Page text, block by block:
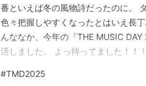
番といえば冬の風物詩だったのに。
色々把握しやすくなったとはいえ長
んななか、今年の『THE MUSIC
活しました。 よっ待ってました！！
(笑) 久しぶりのシャッフルメドレー
#TMD2025